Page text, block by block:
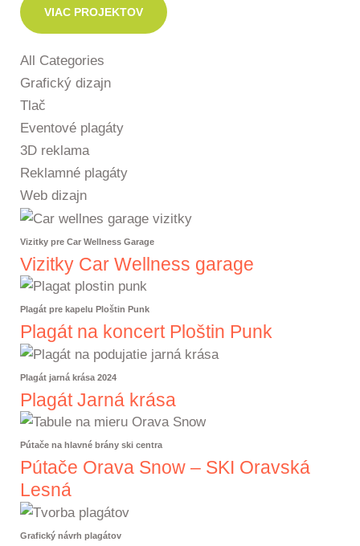
VIAC PROJEKTOV
All Categories
Grafický dizajn
Tlač
Eventové plagáty
3D reklama
Reklamné plagáty
Web dizajn
Vizitky pre Car Wellness Garage
Vizitky Car Wellness garage
Plagát pre kapelu Ploštin Punk
Plagát na koncert Ploštin Punk
Plagát jarná krása 2024
Plagát Jarná krása
Pútače na hlavné brány ski centra
Pútače Orava Snow – SKI Oravská
Lesná
Grafický návrh plagátov